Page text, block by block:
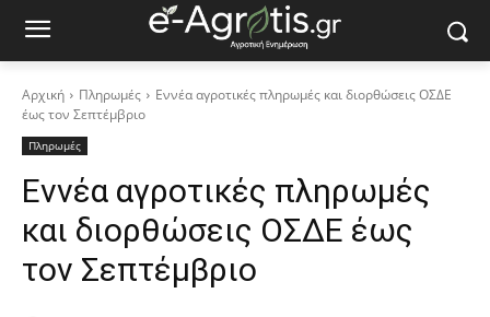
Αρχική Πληρωμές
Εννέα αγροτικές πληρωμές και διορθώσεις ΟΣΔΕ
έως τον Σεπτέμβριο
Πληρωμές
Εννέα αγροτικές πληρωμές
και διορθώσεις ΟΣΔΕ έως
τον Σεπτέμβριο